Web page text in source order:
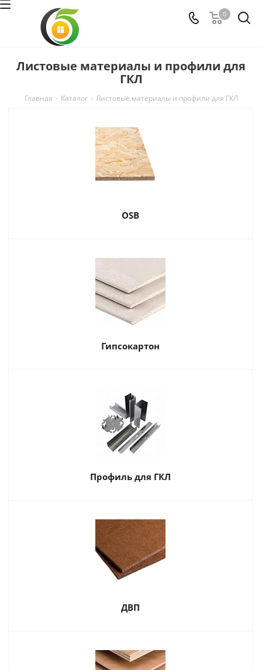
0
Листовые материалы и профили для
ГКЛ
Главная - Каталог - Листовые материалы и профили для ГКЛ
OSB
Гипсокартон
Профиль для ГКЛ
ДВП